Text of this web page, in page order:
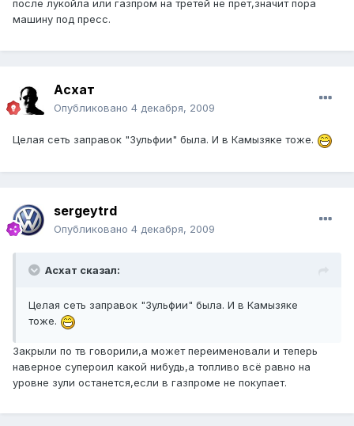
после лукойла или газпром на третей не прет,значит пора
машину под пресс.
Асхат
Опубликовано 4 декабря, 2009
Целая сеть заправок "Зульфии" была. И в Камызяке тоже.
sergeytrd
Опубликовано 4 декабря, 2009
Асхат сказал:
Целая сеть заправок "Зульфии" была. И в Камызяке
тоже.
Закрыли по тв говорили,а может переименовали и теперь
наверное супероил какой нибудь,а топливо всё равно на
уровне зули останется,если в газпроме не покупает.